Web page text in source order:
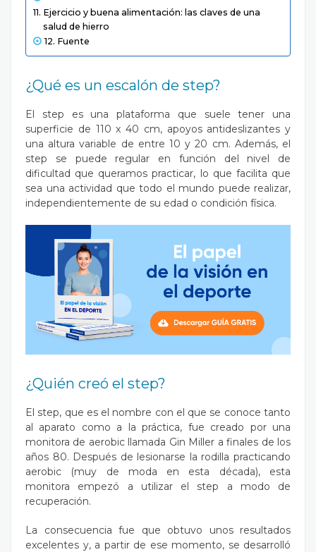
Ejercicio y buena alimentación: las claves de una
salud de hierro
Fuente
¿Qué es un escalón de step?
El step es una plataforma que suele tener una
superficie de 110 x 40 cm, apoyos antideslizantes y
una altura variable de entre 10 y 20 cm. Además, el
step se puede regular en función del nivel de
dificultad que queramos practicar, lo que facilita que
sea una actividad que todo el mundo puede realizar,
independientemente de su edad o condición física.
¿Quién creó el step?
El step, que es el nombre con el que se conoce tanto
al aparato como a la práctica, fue creado por una
monitora de aerobic llamada Gin Miller a finales de los
años 80. Después de lesionarse la rodilla practicando
aerobic (muy de moda en esta década), esta
monitora empezó a utilizar el step a modo de
recuperación.
La consecuencia fue que obtuvo unos resultados
excelentes y, a partir de ese momento, se desarrolló